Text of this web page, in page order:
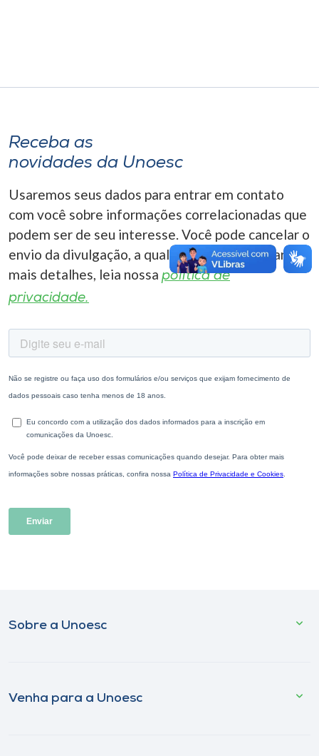
A+
Receba as
novidades da Unoesc
Usaremos seus dados para entrar em contato
com você sobre informações correlacionadas que
podem ser de seu interesse. Você pode cancelar o
envio da divulgação, a qualquer momento. Para
mais detalhes, leia nossa política de
privacidade.
Sobre a Unoesc
Venha para a Unoesc